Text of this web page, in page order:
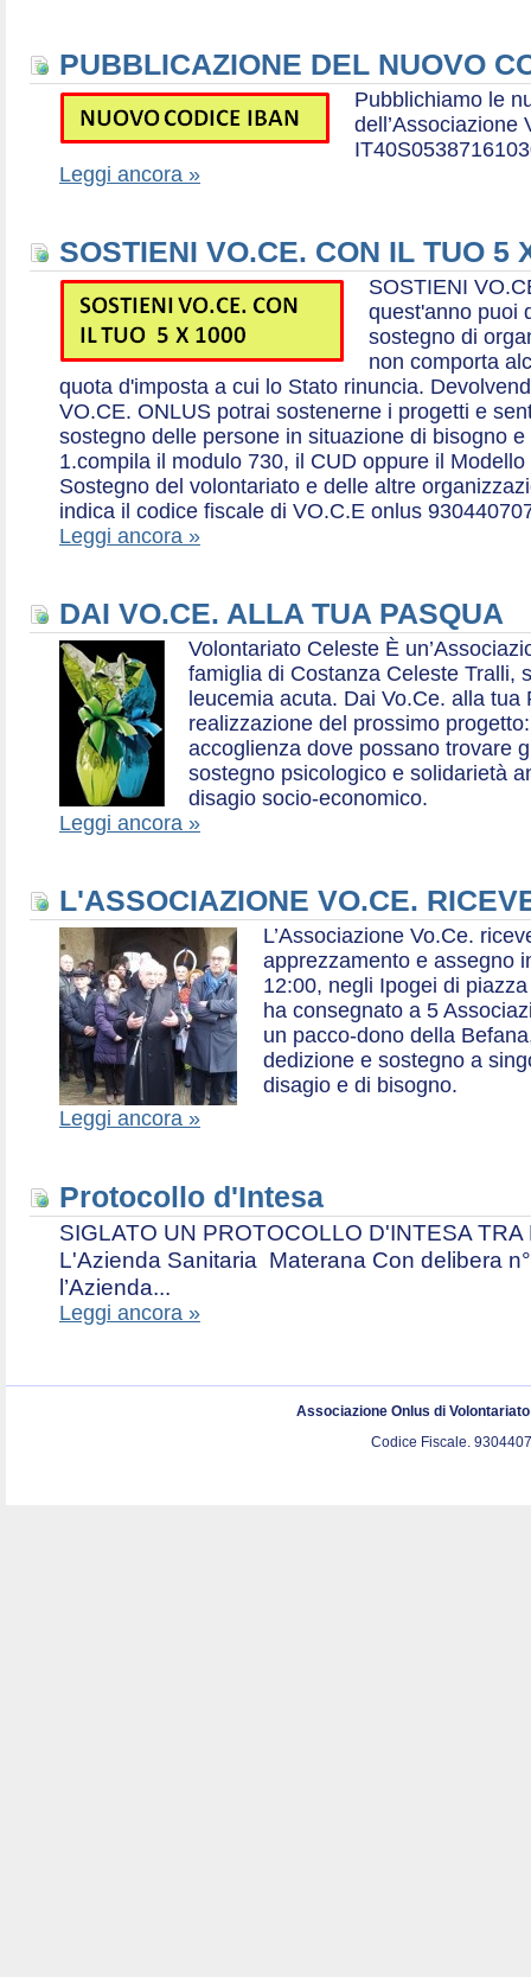
PUBBLICAZIONE DEL NUOVO
Pubblichiamo le
dell’Associazione
Leggi ancora »
SOSTIENI VO.CE. CON IL TUO 5
SOSTIENI
quest'anno puoi
sostegno di
non comporta
quota d'imposta a cui lo Stato rinuncia.
VO.CE. ONLUS potrai sostenerne i progetti e
sostegno delle persone in situazione di bisogno
1.compila il modulo 730, il CUD oppure il
Sostegno del volontariato e delle altre
indica il codice fiscale di VO.C.E onlus
Leggi ancora »
DAI VO.CE. ALLA TUA PASQUA
Volontariato Celeste È
famiglia di Costanza Celeste Tralli,
leucemia acuta. Dai Vo.Ce. alla tua
realizzazione del prossimo
accoglienza dove possano trovare
sostegno psicologico e solidarietà
disagio socio-economico.
Leggi ancora »
L'ASSOCIAZIONE VO.CE.
L’Associazione Vo.Ce.
apprezzamento e assegno
12:00, negli Ipogei di
ha consegnato a 5
un pacco-dono della
dedizione e sostegno a
disagio e di bisogno.
Leggi ancora »
Protocollo d'Intesa
SIGLATO UN PROTOCOLLO D'INTESA
L'Azienda Sanitaria Materana Con delibera
l’Azienda...
Leggi ancora »
Associazione Onlus di
Codice Fiscale.